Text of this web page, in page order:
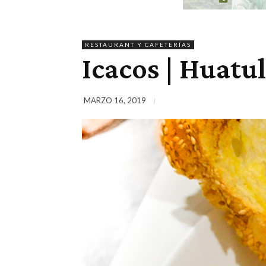
RESTAURANT Y CAFETERÍAS
Icacos |
MARZO 16, 2019